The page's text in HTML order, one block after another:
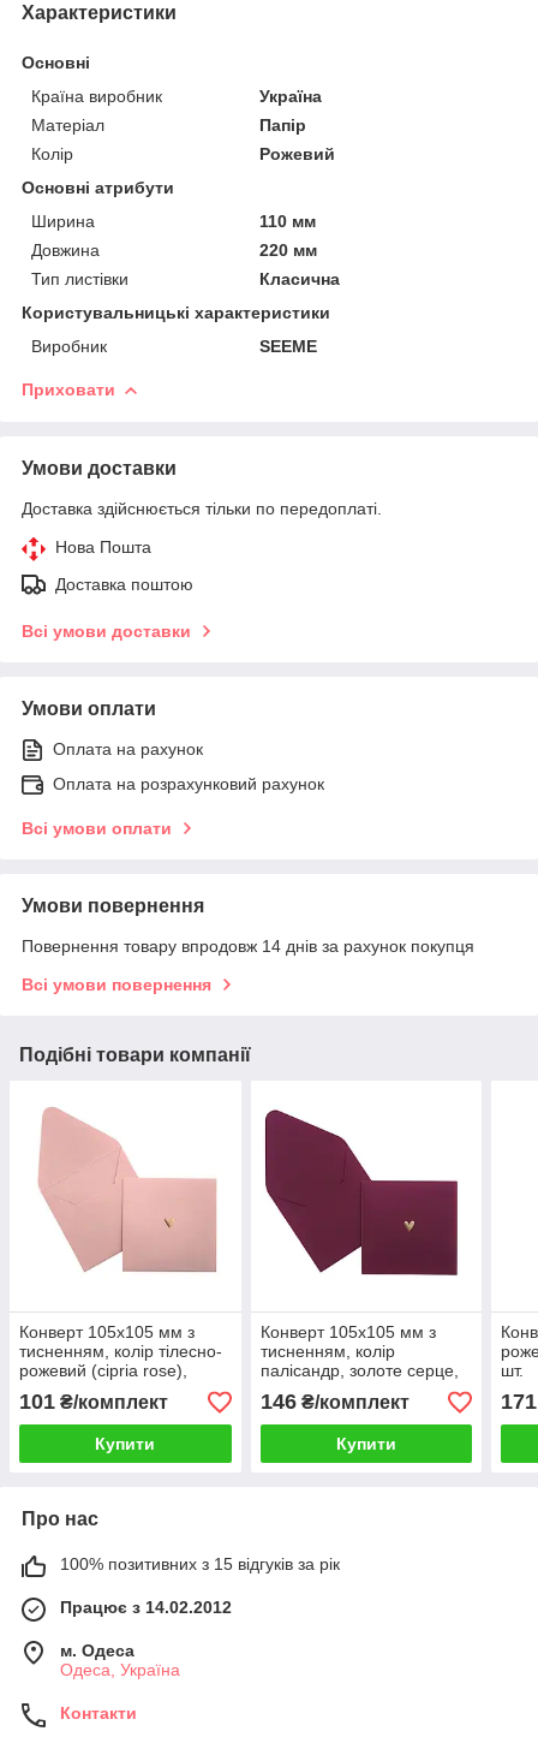
Характеристики
Основні
Країна виробник
Україна
Матеріал
Папір
Колір
Рожевий
Основні атрибути
Ширина
110 мм
Довжина
220 мм
Тип листівки
Класична
Користувальницькі характеристики
Виробник
SEEME
Приховати
Умови доставки
Доставка здійснюється тільки по передоплаті.
Нова Пошта
Доставка поштою
Всі умови доставки
Умови оплати
Оплата на рахунок
Оплата на розрахунковий рахунок
Всі умови оплати
Умови повернення
Повернення товару впродовж 14 днів за рахунок покупця
Всі умови повернення
Подібні товари компанії
Конверт 105x105 мм з
тисненням, колір тілесно-
рожевий (cipria rose),
золоте серце, КОМПЛЕКТ
10 шт.
101 ₴/комплект
Купити
Конверт 105x105 мм з
тисненням, колір
палісандр, золоте серце,
КОМПЛЕКТ 10 шт.
146₴/комплект
Купити
шт.
171
Про нас
100% позитивних з 15 відгуків за рік
Працює з 14.02.2012
м. Одеса
Одеса, Україна
Контакти